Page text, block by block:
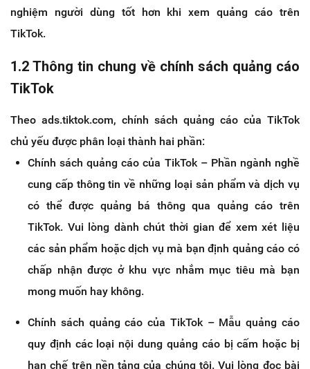
nghiệm người dùng tốt hơn khi xem quảng cáo trên
TikTok.
1.2 Thông tin chung về chính sách quảng cáo
TikTok
Theo ads.tiktok.com, chính sách quảng cáo của TikTok
chủ yếu được phân loại thành hai phần:
Chính sách quảng cáo của TikTok – Phần ngành nghề
cung cấp thông tin về những loại sản phẩm và dịch vụ
có thể được quảng bá thông qua quảng cáo trên
TikTok. Vui lòng dành chút thời gian để xem xét liệu
các sản phẩm hoặc dịch vụ mà bạn định quảng cáo có
chấp nhận được ở khu vực nhắm mục tiêu mà bạn
mong muốn hay không.
Chính sách quảng cáo của TikTok – Mẫu quảng cáo
quy định các loại nội dung quảng cáo bị cấm hoặc bị
hạn chế trên nền tảng của chúng tôi. Vui lòng đọc bài